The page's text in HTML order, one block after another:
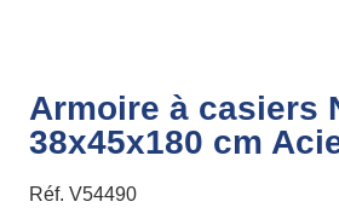
Armoire à casiers
38x45x180 cm
Réf. V54490